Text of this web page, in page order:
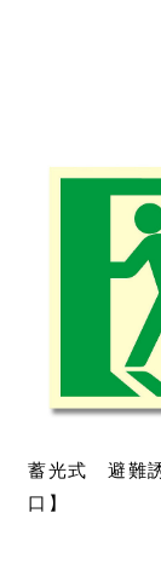
蓄光式 避難
口】